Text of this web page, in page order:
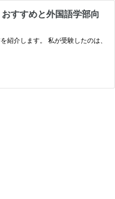
すすめと外国語学部向
紹介します。 私が受験したのは、